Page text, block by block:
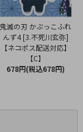
鬼滅の刃 かぷっこふれ
んず4 [3.不死川玄弥]
【ネコポス配送対応】
【C】
678円(税込678円)